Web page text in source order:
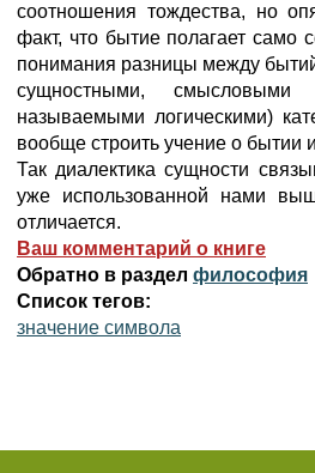
соотношения тождества, но
факт, что бытие полагает само
понимания разницы между
сущностными,
называемыми логическими)
вообще строить учение о бытии
Так диалектика сущности
уже использованной нами
отличается.
Ваш комментарий о книге
Обратно в раздел философия
Список тегов:
значение символа